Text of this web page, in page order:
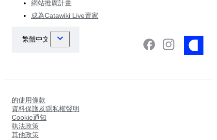
網站推廣計畫
成為Catawiki Live賣家
的使用條款
資料保護及隱私權聲明
Cookie通知
執法政策
其他政策